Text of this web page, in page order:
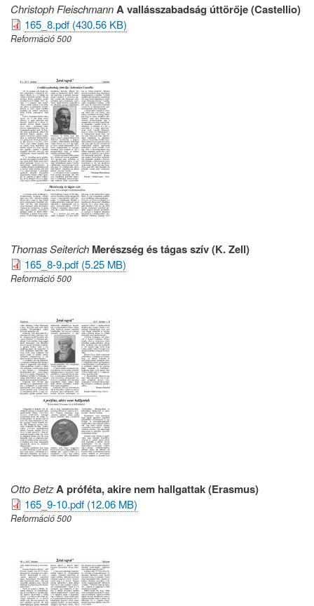
Christoph FleischmannA vallásszabadság úttörője (Castellio)
165_8.pdf (430.56 KB)
Reformáció 500
Thomas Seiterich Merészség és tágas szív (K. Zell)
165_8-9.pdf (5.25 MB)
Reformáció 500
Otto BetzA próféta, akire nem hallgattak (Erasmus)
165_9-10.pdf (12.06 MB)
Reformáció 500